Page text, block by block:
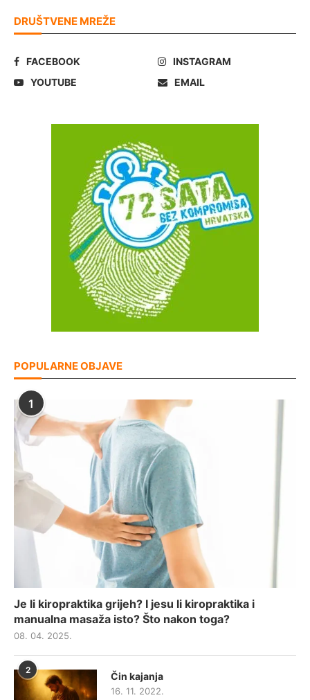
DRUŠTVENE MREŽE
FACEBOOK
INSTAGRAM
YOUTUBE
EMAIL
POPULARNE OBJAVE
1
Je li kiropraktika grijeh? I jesu li kiropraktika i
manualna masaža isto? Što nakon toga?
08. 04. 2025.
2
Čin kajanja
16. 11. 2022.